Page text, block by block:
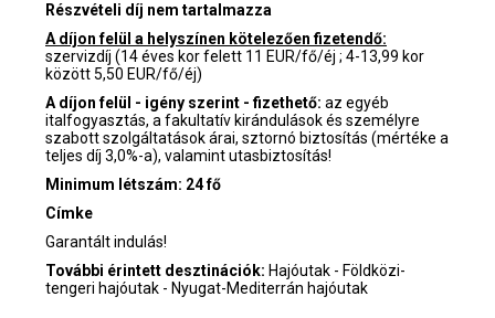
Részvételi díj nem tartalmazza
A díjon felül a helyszínen kötelezően fizetendő:
szervizdíj (14 éves kor felett 11 EUR/fő/éj ; 4-13,99 kor
között 5,50 EUR/fő/éj)
A díjon felül - igény szerint - fizethető: az egyéb
italfogyasztás, a fakultatív kirándulások és személyre
szabott szolgáltatások árai, sztornó biztosítás (mértéke a
teljes díj 3,0%-a), valamint utasbiztosítás!
Minimum létszám: 24 fő
Címke
Garantált indulás!
További érintett desztinációk: Hajóutak - Földközi-
tengeri hajóutak - Nyugat-Mediterrán hajóutak